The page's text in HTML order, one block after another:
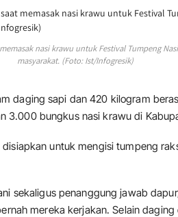
nasi krawu untuk Festival Tumpeng
masyarakat. (Foto: Ist/Infogresik)
daging sapi dan 420 kilogram
3.000 bungkus nasi krawu di
untuk mengisi tumpeng
sekaligus penanggung jawab
mereka kerjakan. Selain